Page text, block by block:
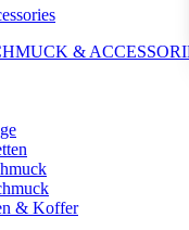
&
& Koffer